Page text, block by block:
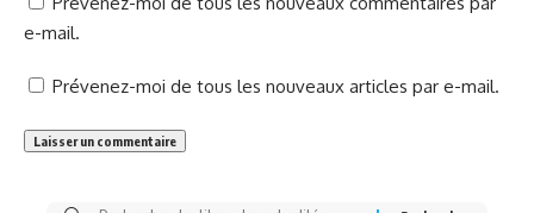
e-mail.
Prévenez-moi de tous les nouveaux articles par e-mail.